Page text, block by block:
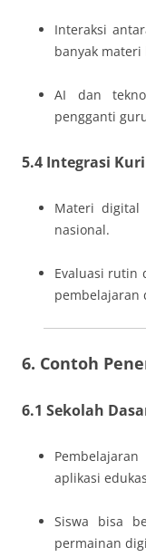
Interaksi
banyak
AI dan
pengganti
5.4 Integrasi
Materi digital
nasional.
Evaluasi rutin
pembelajaran
6. Contoh
6.1 Sekolah
aplikasi
Siswa bisa
permainan